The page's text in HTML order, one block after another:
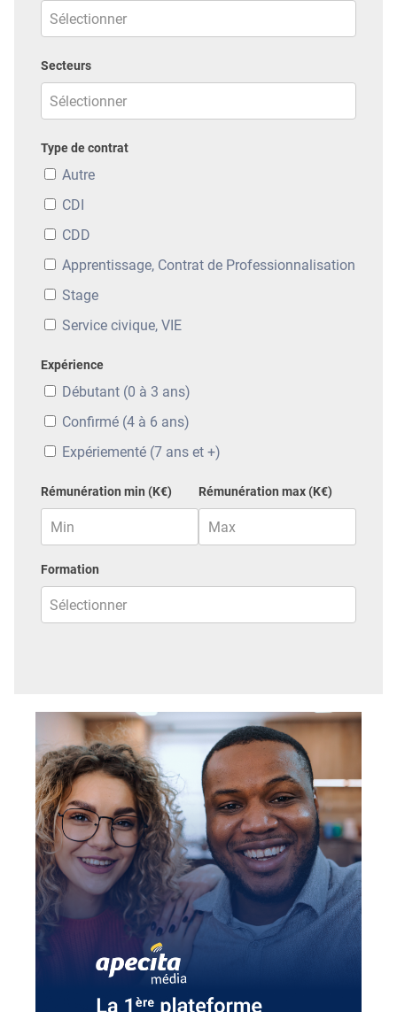
Secteurs
Type de contrat
Autre
CDI
CDD
Apprentissage, Contrat de Professionnalisation
Stage
Service civique, VIE
Expérience
Débutant (0 à 3 ans)
Confirmé (4 à 6 ans)
Expériementé (7 ans et +)
Rémunération min (K€) Rémunération max (K€)
Formation